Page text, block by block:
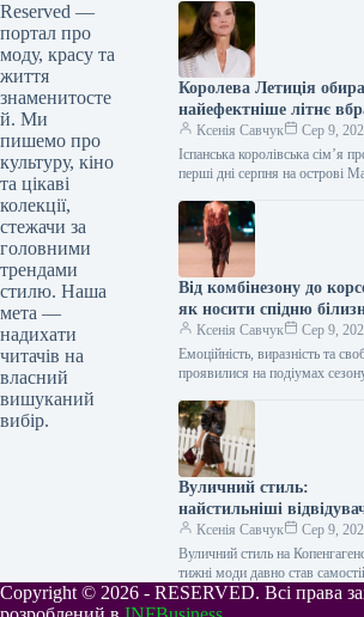
Reserved —
портал про
моду, красу та
життя
знаменитосте
й. Ми
пишемо про
культуру, кіно
та цікаві
колекції,
стежачи за
головними
трендами
стилю. Наша
мета —
надихати
читачів на
власний
вишуканий
вибір.
Королева Летиція
найефектніше літнє
Ксенія Савчук
Сер 9,
Іспанська королівська сім’я
перші дні серпня на острові
королева Летиція
елегантну…
Від комбінезону до
як носити спідню
восени 2026 року, за
подіумів
Ксенія Савчук
Сер 9,
Емоційність, виразність та
проявилися на подіумах
відкритого одягу в стилі
не…
Вуличний стиль:
найстильніші
Копенгагенського
Ксенія Савчук
Сер 9,
Вуличний стиль на
тижні моди давно став
явищем у фешн-індустрії, яке
встановлює тренди нарівні з
Copyright © 2026 - RESERVED. Всі права